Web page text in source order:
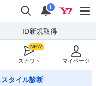
検索
通知
i
ID新規取得
スカウト マイページ
タイル診断